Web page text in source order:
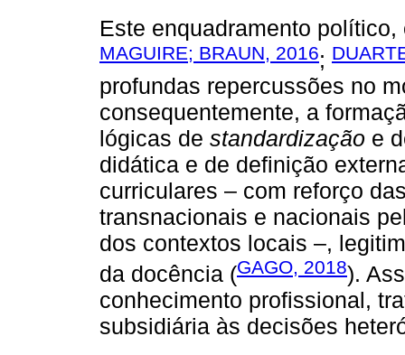
Este enquadramento
MAGUIRE; BRAUN, 2016;
profundas repercussões no
consequentemente, a
lógicas de standardização e
didática e de definição
curriculares – com reforço
transnacionais e nacionais
dos contextos locais –,
da docência (GAGO, 2018).
conhecimento profissional,
subsidiária às decisões